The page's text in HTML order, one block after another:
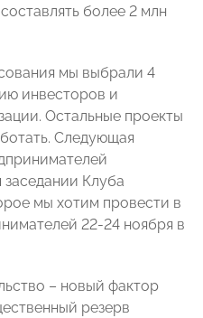
более 2 млн
мы выбрали 4
инвесторов и
Остальные проекты
Следующая
Клуба
мы хотим провести в
22-24 ноября в
– новый фактор
резерв